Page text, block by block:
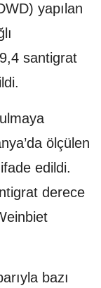
yapılan
santigrat
ölçülen
edildi.
derece
bazı